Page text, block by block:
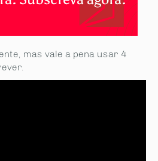
mas vale a pena usar 4